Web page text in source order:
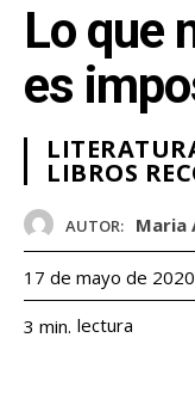
Lo que
es
LIBROS
AUTOR: Maria
17 de mayo de 2020
3 min. lectura